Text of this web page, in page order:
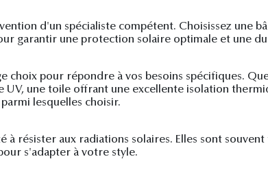
d'un spécialiste compétent. Choisissez une
garantir une protection solaire optimale et une
choix pour répondre à vos besoins spécifiques.
une toile offrant une excellente isolation
lesquelles choisir.
résister aux radiations solaires. Elles sont
s'adapter à votre style.